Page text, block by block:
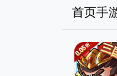
首页手